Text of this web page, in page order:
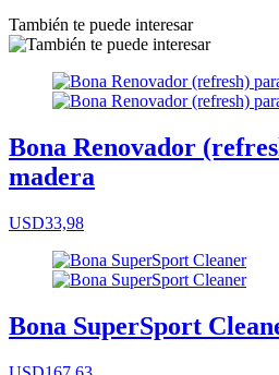
También te puede interesar
Bona Renovador
madera
USD33,98
Bona SuperSport